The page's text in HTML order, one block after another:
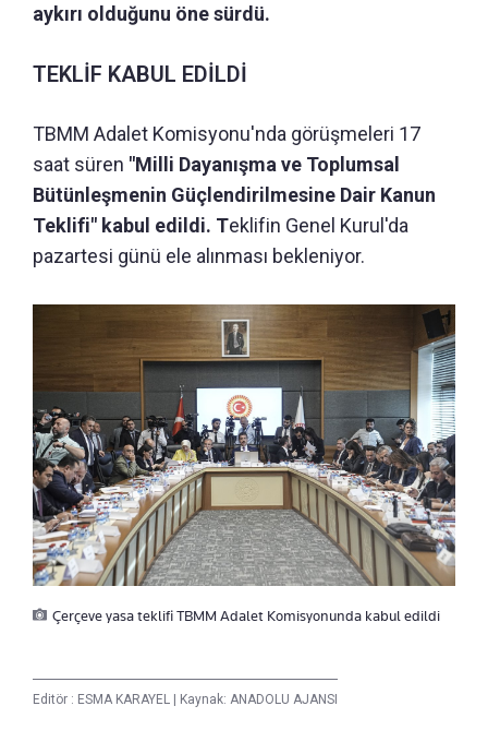
aykırı olduğunu öne sürdü.
TEKLİF KABUL EDİLDİ
TBMM Adalet Komisyonu'nda görüşmeleri 17
saat süren "Milli Dayanışma ve Toplumsal
Bütünleşmenin Güçlendirilmesine Dair Kanun
Teklifi" kabul edildi. Teklifin Genel Kurul'da
pazartesi günü ele alınması bekleniyor.
Çerçeve yasa teklifi TBMM Adalet Komisyonunda kabul edildi
Editör : ESMA KARAYEL Kaynak: ANADOLU AJANSI